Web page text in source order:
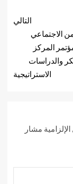
التالي
الاجتماعي
المركز
والدراسات
الاستراتيجية
مشار